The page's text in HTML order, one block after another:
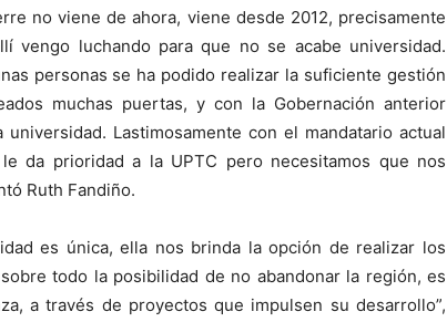
no viene de ahora, viene desde 2012, precisamente
vengo luchando para que no se acabe universidad.
personas se ha podido realizar la suficiente gestión
muchas puertas, y con la Gobernación anterior
Lastimosamente con el mandatario actual
da prioridad a la UPTC pero necesitamos que nos
Ruth Fandiño.
es única, ella nos brinda la opción de realizar los
todo la posibilidad de no abandonar la región, es
a través de proyectos que impulsen su desarrollo”,